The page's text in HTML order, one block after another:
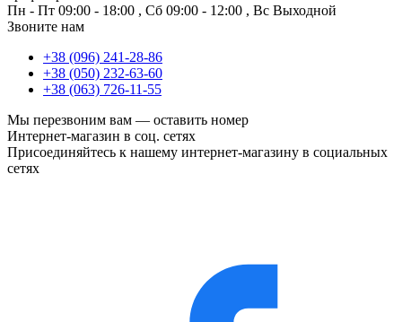
Пн - Пт 09:00 - 18:00 , Сб 09:00 - 12:00 , Вс Выходной
Звоните нам
+38 (096) 241-28-86
+38 (050) 232-63-60
+38 (063) 726-11-55
Мы перезвоним вам — оставить номер
Интернет-магазин в соц. сетях
Присоединяйтесь к нашему интернет-магазину в социальных
сетях